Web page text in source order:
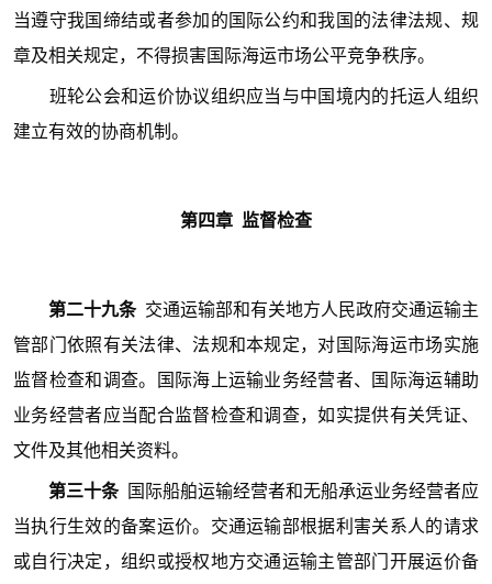
当遵守我国缔结或者参加的国际公约和我国的法律法规、规
章及相关规定，不得损害国际海运市场公平竞争秩序。
班轮公会和运价协议组织应当与中国境内的托运人组织
建立有效的协商机制。
第四章 监督检查
第二十九条 交通运输部和有关地方人民政府交通运输主
管部门依照有关法律、法规和本规定，对国际海运市场实施
监督检查和调查。国际海上运输业务经营者、国际海运辅助
业务经营者应当配合监督检查和调查，如实提供有关凭证、
文件及其他相关资料。
第三十条 国际船舶运输经营者和无船承运业务经营者应
当执行生效的备案运价。交通运输部根据利害关系人的请求
或自行决定，组织或授权地方交通运输主管部门开展运价备